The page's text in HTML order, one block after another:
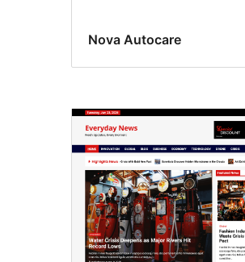
Nova Autocare